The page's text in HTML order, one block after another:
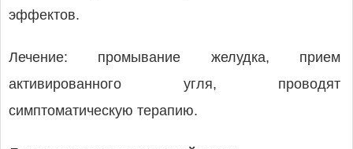
эффектов.
Лечение: промывание желудка, прием
активированного угля, проводят
симптоматическую терапию.